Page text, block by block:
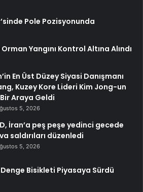
Pole Pozisyonunda
Yangını Kontrol Altına Alındı
En Üst Düzey Siyasi Danışmanı
Kuzey Kore Lideri Kim Jong-un
Araya Geldi
5, 2026
İran’a peş peşe yedinci gecede
saldırıları düzenledi
5, 2026
Bisikleti Piyasaya Sürdü